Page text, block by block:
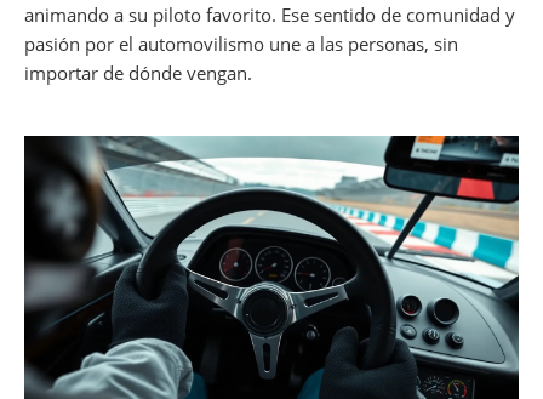
animando a su piloto favorito. Ese sentido de comunidad y
pasión por el automovilismo une a las personas, sin
importar de dónde vengan.